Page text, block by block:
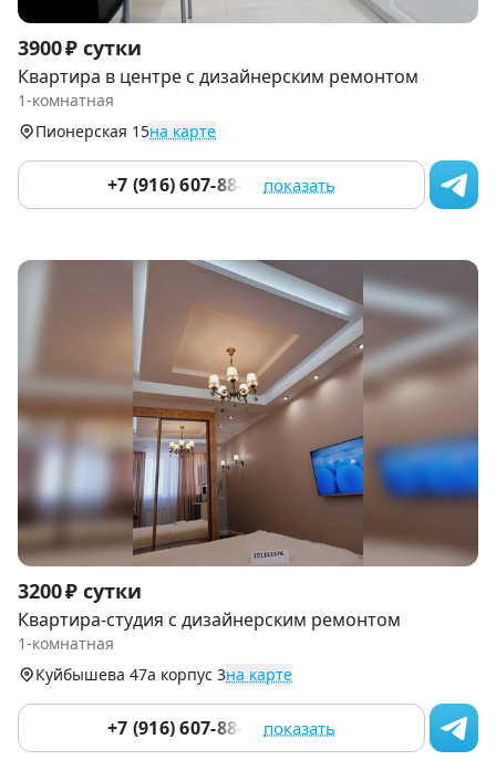
Item
1
of
9
3900 ₽ сутки
Квартира в центре с дизайнерским ремонтом
1-комнатная
Пионерская 15на карте
+7 (916) 607-88-05 показать
Item
1
of
3200 ₽ сутки
Квартира-студия с дизайнерским ремонтом
1-комнатная
Куйбышева 47а корпус 3на карте
+7 (916) 607-88-05 показать